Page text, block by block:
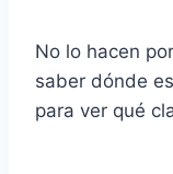
No lo hacen
saber dónde
para ver qué